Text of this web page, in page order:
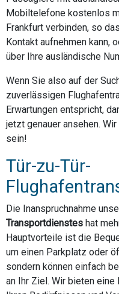
Mobiltelefone kostenlos
Frankfurt verbinden, so
Kontakt aufnehmen kann,
über Ihre ausländische
Wenn Sie also auf der
zuverlässigen
Erwartungen entspricht,
jetzt genauer ansehen.
sein!
Tür-zu-Tür-
Die Inanspruchnahme
Transportdienstes hat
Hauptvorteile ist die
um einen Parkplatz oder
sondern können einfach
an Ihr Ziel. Wir bieten eine